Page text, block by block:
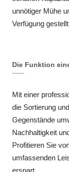
unnötiger Mühe
Verfügung
Die Funktion
Mit einer
die Sortierung
Gegenstände
Nachhaltigkeit
Profitieren Sie
umfassenden